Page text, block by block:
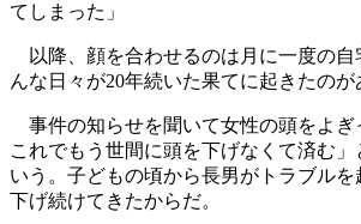
てしまった」
以降、顔を合わせるのは月に一度の自
んな日々が20年続いた果てに起きたのが
事件の知らせを聞いて女性の頭をよぎ
これでもう世間に頭を下げなくて済む」
いう。子どもの頃から長男がトラブル
下げ続けてきたからだ。